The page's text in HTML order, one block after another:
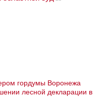
гордумы Воронежа
лесной декларации в